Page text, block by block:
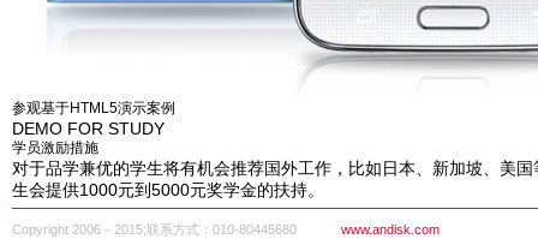
参观基于HTML5演示案例
DEMO FOR STUDY
学员激励措施
对于品学兼优的学生将有机会推荐国外工作，比如日本、新加坡、美
生会提供1000元到5000元奖学金的扶持。
Copyright 2006－2015;联系方式：010-80445680 www.andisk.com